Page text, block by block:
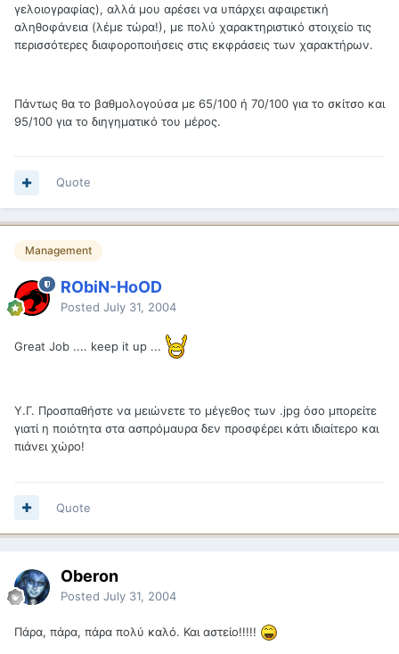
γελοιογραφίας), αλλά μου αρέσει να υπάρχει αφαιρετική
αληθοφάνεια (λέμε τώρα!), με πολύ χαρακτηριστικό στοιχείο τις
περισσότερες διαφοροποιήσεις στις εκφράσεις των χαρακτήρων.
Πάντως θα το βαθμολογούσα με 65/100 ή 70/100 για το σκίτσο και
95/100 για το διηγηματικό του μέρος.
Quote
Management
RObiN-HoOD
Posted July 31, 2004
Great Job .... keep it up ...
Υ.Γ. Προσπαθήστε να μειώνετε το μέγεθος των .jpg όσο μπορείτε
γιατί η ποιότητα στα ασπρόμαυρα δεν προσφέρει κάτι ιδιαίτερο και
πιάνει χώρο!
Quote
Oberon
Posted July 31, 2004
Πάρα, πάρα, πάρα πολύ καλό. Και αστείο!!!!!